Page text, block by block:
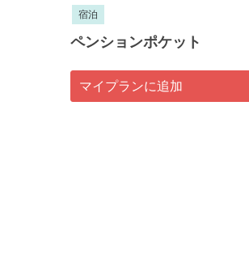
宿泊
ペンションポケット
マイプランに追加